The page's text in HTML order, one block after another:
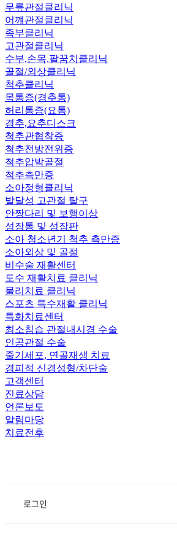
무릎관절클리닉
어꺠관절클리닉
족부클리닉
고관절클리닉
수부,손목,팔꿈치클리닉
골절/외상클리닉
척추클리닉
목통증(경추통)
허리통증(요통)
경추,요추디스크
척추관협착증
척추전방전위증
척추압박골절
척추측만증
소아정형클리닉
발달성 고관절 탈구
안짱다리 및 보행이상
성장통 및 성장판
소아 청소년기 척추 측만증
소아외상 및 골절
비수술 재활센터
도수 재활치료 클리닉
물리치료 클리닉
스포츠 특수재활 클리닉
특화치료센터
최소침습 관절내시경 수술
인공관절 수술
줄기세포, 연골재생 치료
경피적 신경성형/차단술
고객센터
진료상담
언론보도
알림마당
치료전후
로그인